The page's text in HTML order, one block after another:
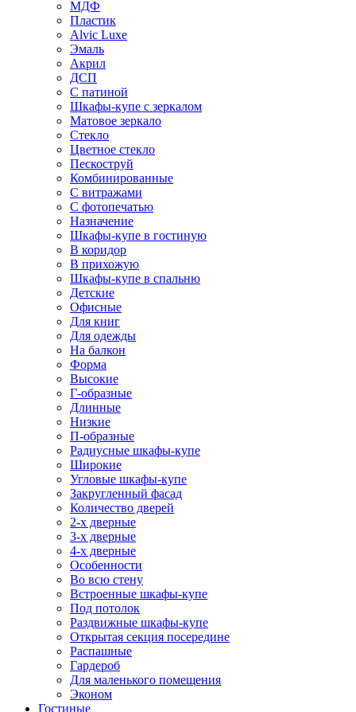
МДФ
Пластик
Alvic Luxe
Эмаль
Акрил
ДСП
С патиной
Шкафы-купе с зеркалом
Матовое зеркало
Стекло
Цветное стекло
Пескоструй
Комбинированные
С витражами
С фотопечатью
Назначение
Шкафы-купе в гостиную
В коридор
В прихожую
Шкафы-купе в спальню
Детские
Офисные
Для книг
Для одежды
На балкон
Форма
Высокие
Г-образные
Длинные
Низкие
П-образные
Радиусные шкафы-купе
Широкие
Угловые шкафы-купе
Закругленный фасад
Количество дверей
2-х дверные
3-х дверные
4-х дверные
Особенности
Во всю стену
Встроенные шкафы-купе
Под потолок
Раздвижные шкафы-купе
Открытая секция посередине
Распашные
Гардероб
Для маленького помещения
Эконом
Гостиные